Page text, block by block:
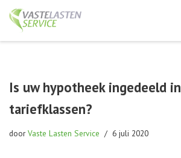
Is uw hypotheek ingedeeld in
tariefklassen?
doorVaste Lasten Service 6 juli 2020